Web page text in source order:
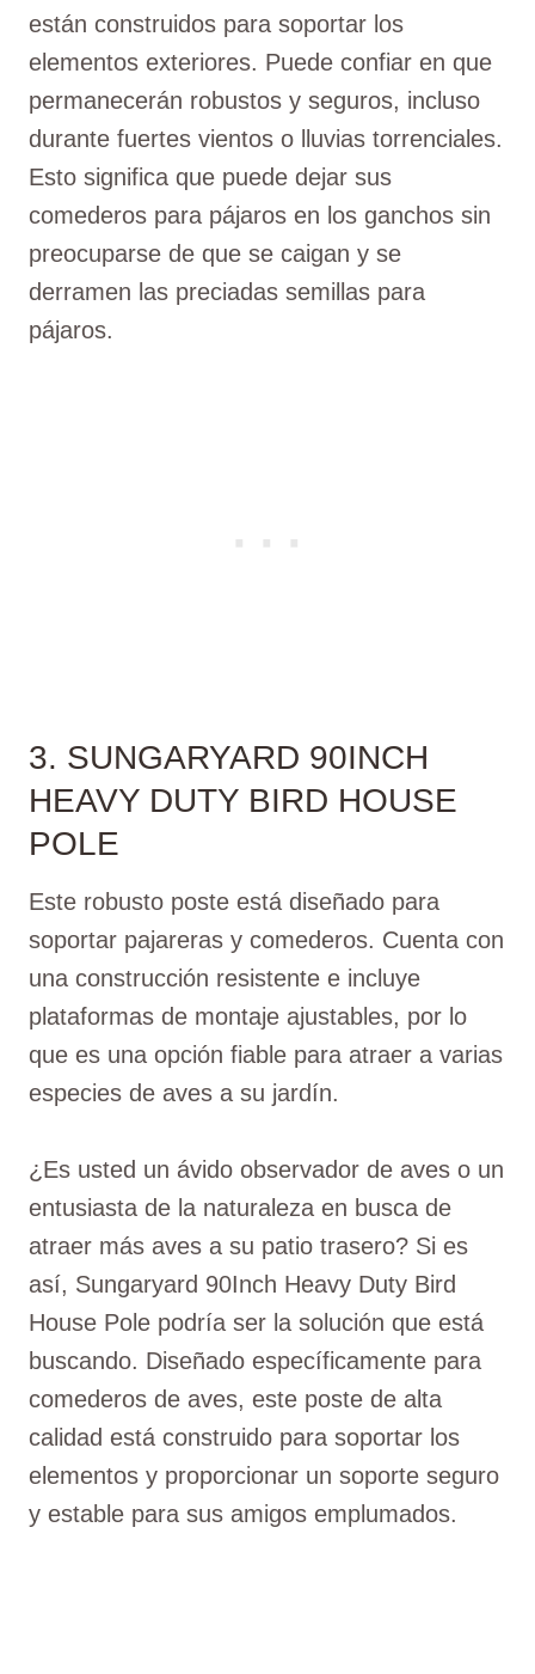
están construidos para soportar los
elementos exteriores. Puede confiar en que
permanecerán robustos y seguros, incluso
durante fuertes vientos o lluvias torrenciales.
Esto significa que puede dejar sus
comederos para pájaros en los ganchos sin
preocuparse de que se caigan y se
derramen las preciadas semillas para
pájaros.
3. SUNGARYARD 90INCH
HEAVY DUTY BIRD HOUSE
POLE
Este robusto poste está diseñado para
soportar pajareras y comederos. Cuenta con
una construcción resistente e incluye
plataformas de montaje ajustables, por lo
que es una opción fiable para atraer a varias
especies de aves a su jardín.
¿Es usted un ávido observador de aves o un
entusiasta de la naturaleza en busca de
atraer más aves a su patio trasero? Si es
así, Sungaryard 90Inch Heavy Duty Bird
House Pole podría ser la solución que está
buscando. Diseñado específicamente para
comederos de aves, este poste de alta
calidad está construido para soportar los
elementos y proporcionar un soporte seguro
y estable para sus amigos emplumados.